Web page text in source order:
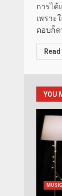
การได้
เพราะ
ตอบก็ต
YOU
MUSIC